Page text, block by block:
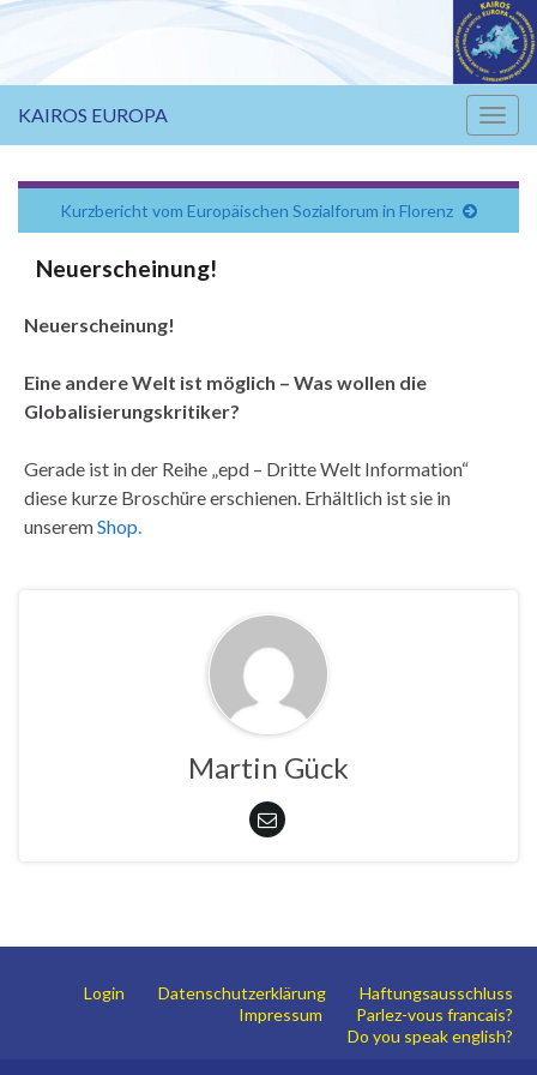
KAIROS EUROPA
Kurzbericht vom Europäischen Sozialforum in Florenz
Neuerscheinung!
Neuerscheinung!
Eine andere Welt ist möglich – Was wollen die
Globalisierungskritiker?
Gerade ist in der Reihe „epd – Dritte Welt Information“
diese kurze Broschüre erschienen. Erhältlich ist sie in
unseremShop.
Martin Gück
Login Datenschutzerklärung
Haftungsausschluss
Impressum
Parlez-vous francais?
Do you speak english?